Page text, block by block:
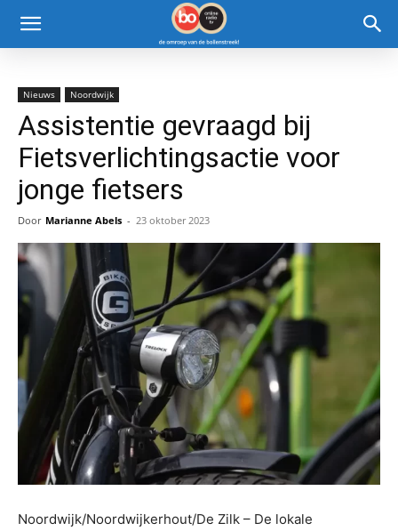
Nieuws Noordwijk
Assistentie gevraagd bij
Fietsverlichtingsactie voor
jonge fietsers
Door Marianne Abels - 23 oktober 2023
Noordwijk/Noordwijkerhout/De Zilk – De lokale